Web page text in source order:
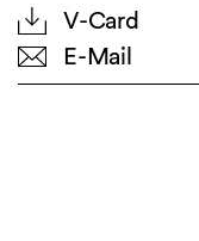
V-Card
E-Mail